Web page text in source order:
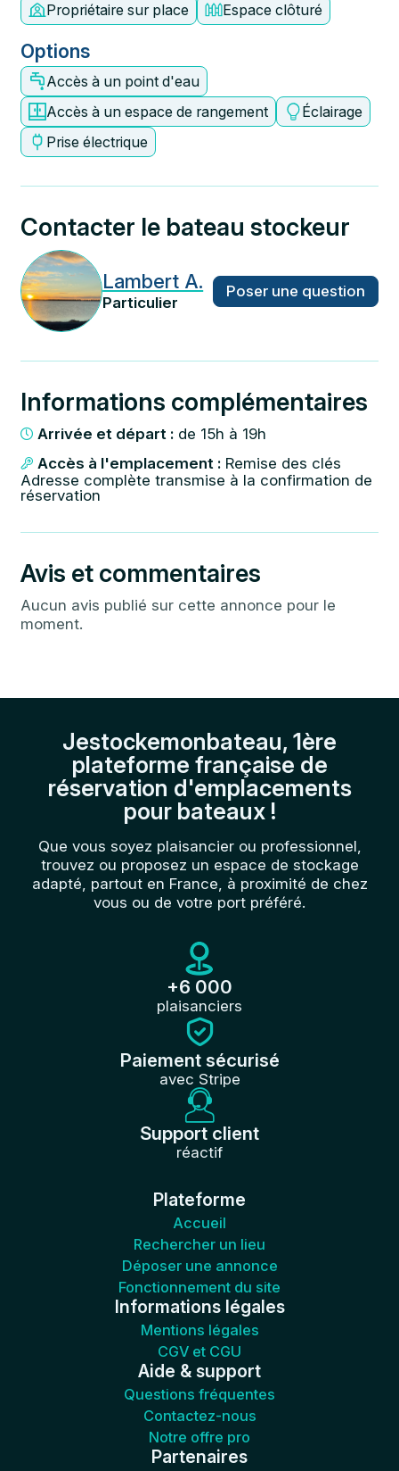
Propriétaire sur place
Espace clôturé
Options
Accès à un point d'eau
Accès à un espace de rangement
Éclairage
Prise électrique
Contacter le bateau stockeur
Lambert A.
Particulier
Poser une question
Informations complémentaires
Arrivée et départ : de 15h à 19h
Accès à l'emplacement : Remise des clés
Adresse complète transmise à la confirmation de
réservation
Avis et commentaires
Aucun avis publié sur cette annonce pour le
moment.
Jestockemonbateau, 1ère
plateforme française de
réservation d'emplacements
pour bateaux !
Que vous soyez plaisancier ou professionnel,
trouvez ou proposez un espace de stockage
adapté, partout en France, à proximité de chez
vous ou de votre port préféré.
+6 000
plaisanciers
Paiement sécurisé
avec Stripe
Support client
réactif
Plateforme
Accueil
Rechercher un lieu
Déposer une annonce
Fonctionnement du site
Informations légales
Mentions légales
CGV et CGU
Aide & support
Questions fréquentes
Contactez-nous
Notre offre pro
Partenaires